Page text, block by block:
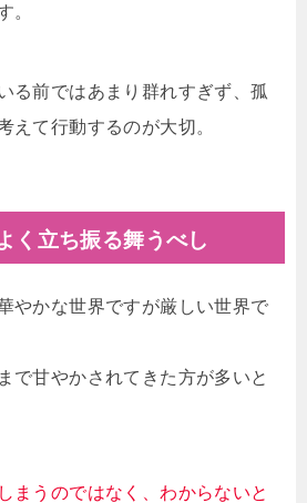
。
る前ではあまり群れすぎず、孤
えて行動するのが大切。
く立ち振る舞うべし
やかな世界ですが厳しい世界で
で甘やかされてきた方が多いと
まうのではなく、わからないと